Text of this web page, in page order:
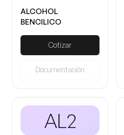
ALCOHOL
BENCILICO
Cotizar
Documentación
AL2